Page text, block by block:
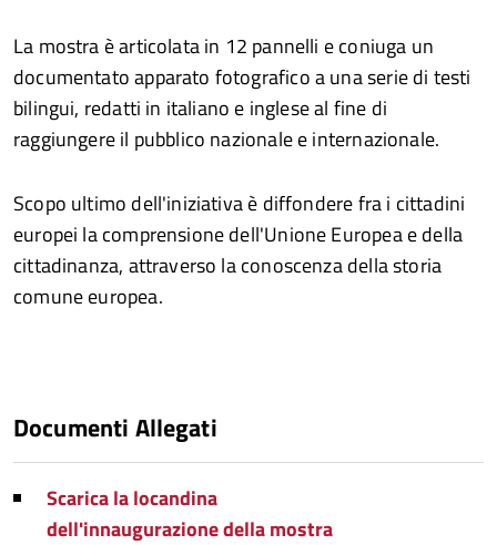
La mostra è articolata in 12 pannelli e coniuga un
documentato apparato fotografico a una serie di testi
bilingui, redatti in italiano e inglese al fine di
raggiungere il pubblico nazionale e internazionale.
Scopo ultimo dell'iniziativa è diffondere fra i cittadini
europei la comprensione dell'Unione Europea e della
cittadinanza, attraverso la conoscenza della storia
comune europea.
Documenti Allegati
Scarica la locandina
dell'innaugurazione della mostra